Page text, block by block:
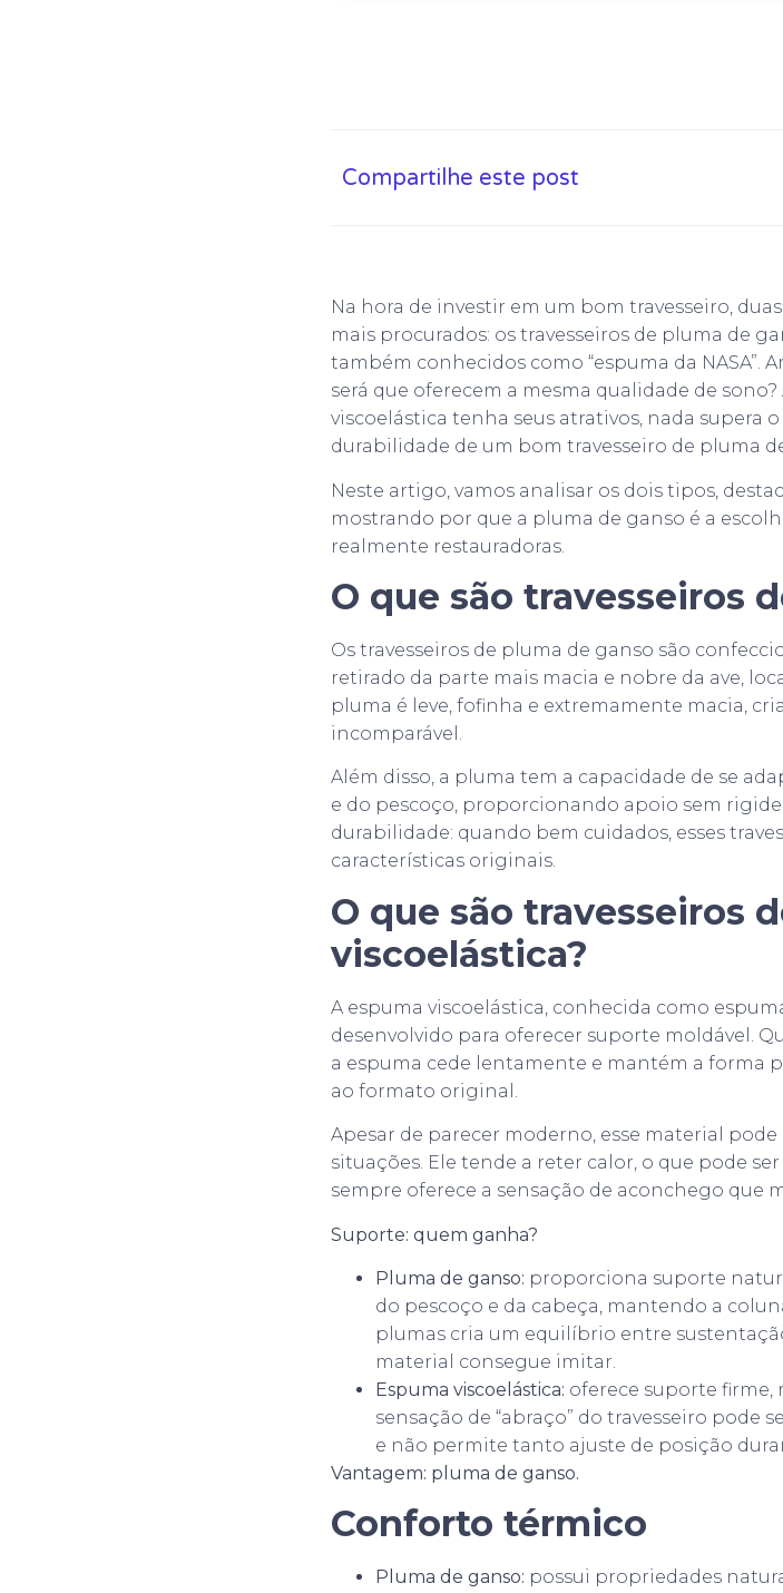
Compartilhe este post
Na hora de investir em um bom travesseiro,
mais procurados: os travesseiros de pluma de
também conhecidos como “espuma da
será que oferecem a mesma qualidade de
viscoelástica tenha seus atrativos, nada supera
durabilidade de um bom travesseiro de pluma
Neste artigo, vamos analisar os dois tipos,
mostrando por que a pluma de ganso é a
realmente restauradoras.
O que são travesseiros
Os travesseiros de pluma de ganso são
retirado da parte mais macia e nobre da ave,
pluma é leve, fofinha e extremamente macia,
incomparável.
Além disso, a pluma tem a capacidade de se
e do pescoço, proporcionando apoio sem
durabilidade: quando bem cuidados, esses
características originais.
O que são travesseiros
viscoelástica?
A espuma viscoelástica, conhecida como
desenvolvido para oferecer suporte moldável.
a espuma cede lentamente e mantém a forma
ao formato original.
Apesar de parecer moderno, esse material
situações. Ele tende a reter calor, o que pode
sempre oferece a sensação de aconchego que
Suporte: quem ganha?
Pluma de ganso: proporciona suporte
do pescoço e da cabeça, mantendo a
plumas cria um equilíbrio entre
material consegue imitar.
Espuma viscoelástica: oferece suporte firme,
sensação de “abraço” do travesseiro
e não permite tanto ajuste de posição
Vantagem: pluma de ganso.
Conforto térmico
Pluma de ganso: possui propriedades